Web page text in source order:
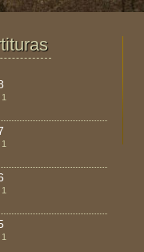
1
1
1
1